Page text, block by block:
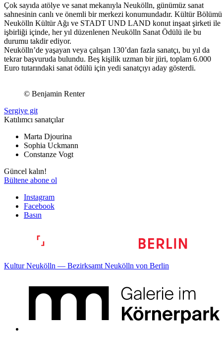
Çok sayıda atölye ve sanat mekanıyla Neukölln, günümüz sanat
sahnesinin canlı ve önemli bir merkezi konumundadır. Kültür
Neukölln Kültür Ağı ve STADT UND LAND konut inşaat şirketi ile
işbirliği içinde, her yıl düzenlenen Neukölln Sanat Ödülü ile bu
durumu takdir ediyor.
Neukölln’de yaşayan veya çalışan 130’dan fazla sanatçı, bu yıl da
tekrar başvuruda bulundu. Beş kişilik uzman bir jüri, toplam 6.000
Euro tutarındaki sanat ödülü için yedi sanatçıyı aday gösterdi.
© Benjamin Renter
Sergiye git
Katılımcı sanatçılar
Marta Djourina
Sophia Uckmann
Constanze Vogt
Güncel kalın!
Bültene abone ol
Instagram
Facebook
Basın
Kultur Neukölln — Bezirksamt Neukölln von Berlin